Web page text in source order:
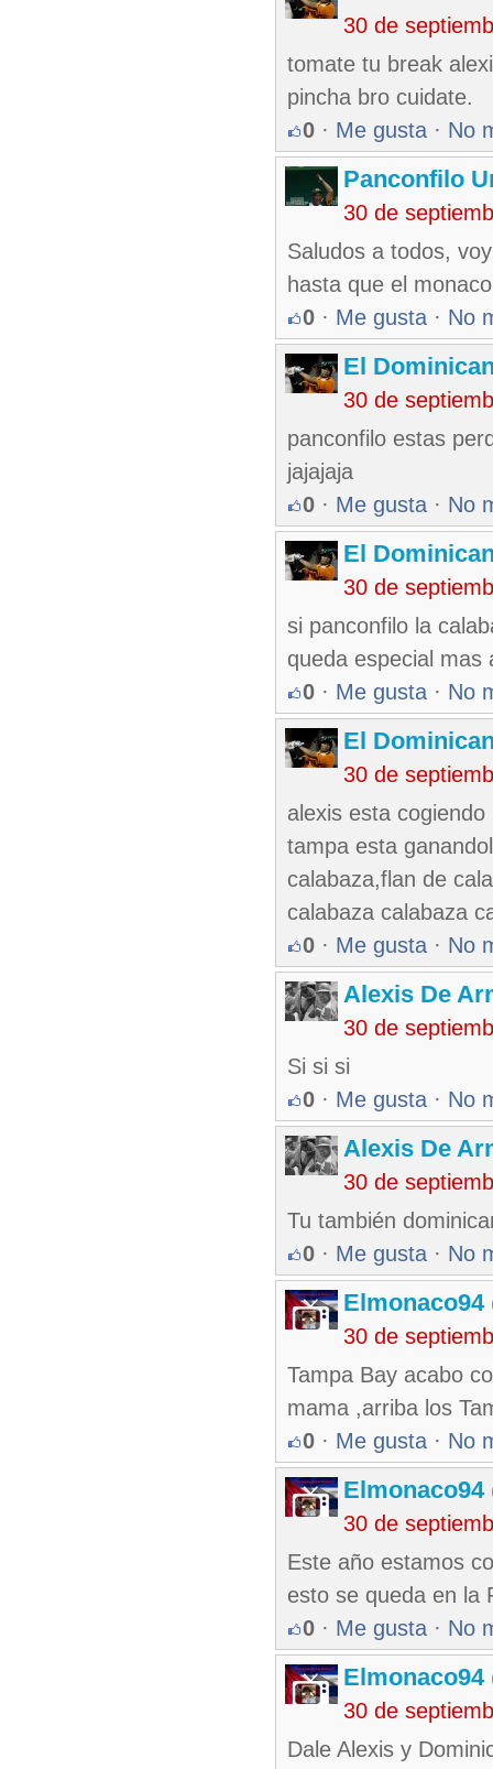
30 de
tomate tu break
pincha bro cuidate.
0 · Me gusta · No
Panconfilo
30 de
Saludos a todos,
hasta que el
0 · Me gusta · No
El
30 de
panconfilo estas
jajajaja
0 · Me gusta · No
El
30 de
si panconfilo la
queda especial mas
0 · Me gusta · No
El
30 de
alexis esta
tampa esta
calabaza,flan de
calabaza calabaza
0 · Me gusta · No
Alexis De
30 de
Si si si
0 · Me gusta · No
Alexis De
30 de
Tu también
0 · Me gusta · No
Elmonaco94
30 de
Tampa Bay acabo
mama ,arriba los
0 · Me gusta · No
Elmonaco94
30 de
Este año estamos
esto se queda en la
0 · Me gusta · No
Elmonaco94
30 de
Dale Alexis y